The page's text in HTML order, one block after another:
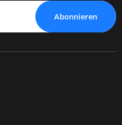
Abonnieren